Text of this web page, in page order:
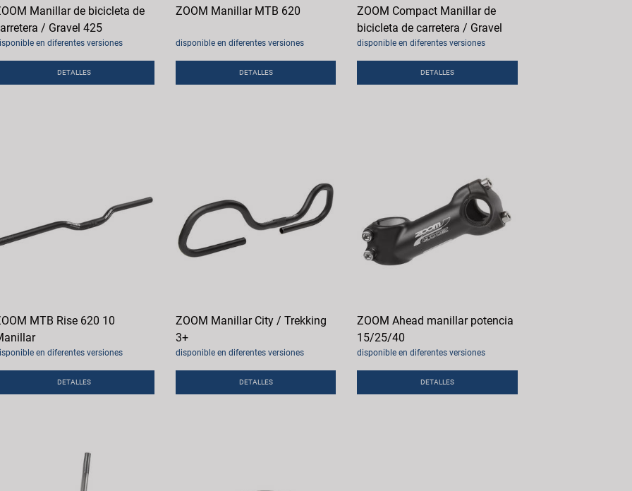
Manillar de bicicleta de
/ Gravel 425
en diferentes versiones
DETALLES
ZOOM Manillar MTB 620
disponible en diferentes versiones
DETALLES
ZOOM Compact Manillar de
bicicleta de carretera / Gravel
disponible en diferentes versiones
DETALLES
MTB Rise 620 10
en diferentes versiones
DETALLES
ZOOM Manillar City / Trekking
3+
disponible en diferentes versiones
DETALLES
ZOOM Ahead manillar potencia
15/25/40
disponible en diferentes versiones
DETALLES